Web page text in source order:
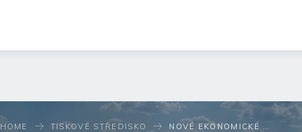
HOME TISKOVÉ STŘEDISKO NOVÉ EKONOMICKÉ VYHODNOCENÍ POTVRZUJE POTENCIÁL STRATEGICKÉHO PROJEKTU RECYKLACE ODKALIŠTĚ CHVALETICE–TRNÁVKA PRO ČESKÝ PRŮMYSL